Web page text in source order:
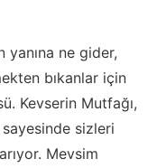
yanına ne gider,
bıkanlar için
Kevserin Mutfağı,
sizleri
Mevsim